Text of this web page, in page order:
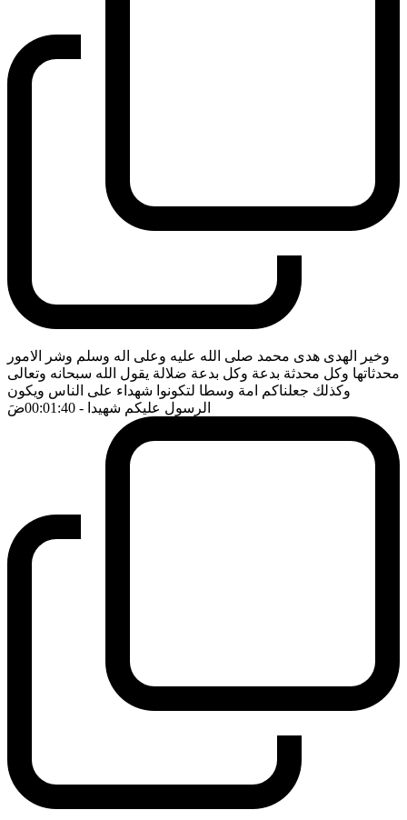
وخير الهدى هدى محمد صلى الله عليه وعلى اله وسلم وشر الامور
محدثاتها وكل محدثة بدعة وكل بدعة ضلالة يقول الله سبحانه وتعالى
وكذلك جعلناكم امة وسطا لتكونوا شهداء على الناس ويكون
الرسول عليكم شهيدا - 00:01:40 ضَ